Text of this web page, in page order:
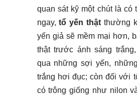
quan sát kỹ một chút là có
ngay, tổ yến thật thường
yến giả sẽ mềm mại hơn,
thật trước ánh sáng
qua những sợi yến,
trắng hơi đục; còn đối với
có trông giống như nilon